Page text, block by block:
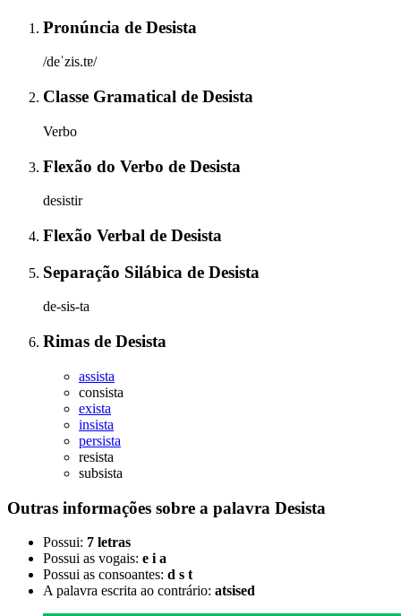
Pronúncia de Desista
/deˈzis.tɐ/
Classe Gramatical de Desista
Verbo
Flexão do Verbo de Desista
desistir
Flexão Verbal de Desista
Separação Silábica de Desista
de-sis-ta
Rimas de Desista
assista
consista
exista
insista
persista
resista
subsista
Outras informações sobre a palavra Desista
Possui: 7 letras
Possui as vogais: e i a
Possui as consoantes: d s t
A palavra escrita ao contrário: atsised